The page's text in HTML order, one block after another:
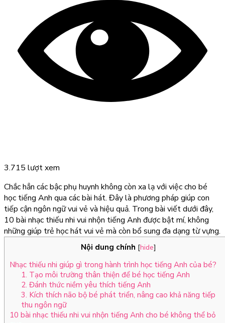
3.715 lượt xem
Chắc hẳn các bậc phụ huynh không còn xa lạ với việc cho bé
học tiếng Anh qua các bài hát. Đây là phương pháp giúp con
tiếp cận ngôn ngữ vui vẻ và hiệu quả. Trong bài viết dưới đây,
10 bài nhạc thiếu nhi vui nhộn tiếng Anh được bật mí, không
những giúp trẻ học hát vui vẻ mà còn bổ sung đa dạng từ vựng.
Nội dung chính [hide]
Nhạc thiếu nhi giúp gì trong hành trình học tiếng Anh của bé?
1. Tạo môi trường thân thiện để bé học tiếng Anh
2. Đánh thức niềm yêu thích tiếng Anh
3. Kích thích não bộ bé phát triển, nâng cao khả năng tiếp
thu ngôn ngữ
10 bài nhạc thiếu nhi vui nhộn tiếng Anh cho bé không thể bỏ